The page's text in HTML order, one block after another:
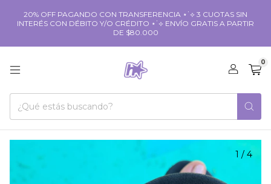
20% OFF PAGANDO CON TRANSFERENCIA ⋆˙⟡ 3 CUOTAS SIN
INTERÉS CON DÉBITO Y/O CRÉDITO ⋆˙⟡ ENVÍO GRATIS A PARTIR
DE $80.000
0
1 / 4